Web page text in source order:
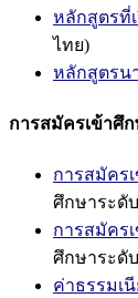
หลักสูตรที่
ไทย)
หลักสูตรน
การสมัครเข้าศึ
การสมัคร
ศึกษาระ
การสมัคร
ศึกษาระดั
ค่าธรรมเ